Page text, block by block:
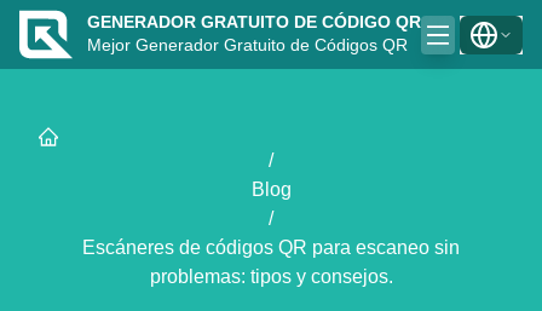
GENERADOR GRATUITO DE CÓDIGO QR
Mejor Generador Gratuito de Códigos QR
/
Blog
/
Escáneres de códigos QR para escaneo sin
problemas: tipos y consejos.